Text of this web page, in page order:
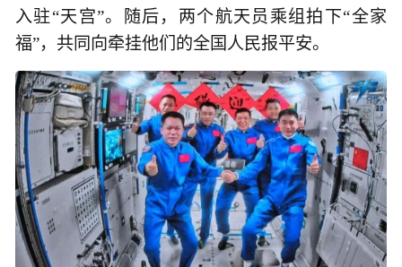
入驻“天宫”。随后，两个航天员乘组拍下“全家
福”，共同向牵挂他们的全国人民报平安。